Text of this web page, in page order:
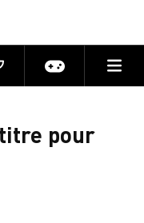
Actu jeux
pour